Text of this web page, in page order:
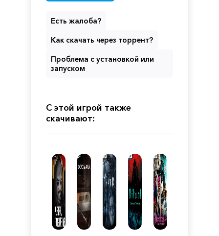
Есть жалоба?
Как скачать через торрент?
Проблема с установкой или
запуском
С этой игрой также
скачивают: